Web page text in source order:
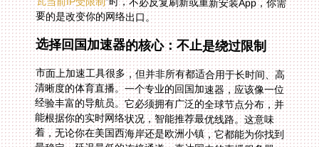
要的是改变你的网络出口。
选择回国加速器的核心：不止是绕过限制
市面上加速工具很多，但并非所有都适合用于长时间、高
清晰度的体育直播。一个专业的回国加速器，应该像一位
经验丰富的导航员。它必须拥有广泛的全球节点分布，并
能根据你的实时网络状况，智能推荐最优线路。这意味
着，无论你在美国西海岸还是欧洲小镇，它都能为你找到
最稳定、延迟最低的连接通道，直达国内的直播服务器。
这确保了从比赛开场哨到终场绝杀，画面都能流畅不卡